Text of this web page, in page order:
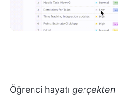
Öğrenci hayatı gerçekten